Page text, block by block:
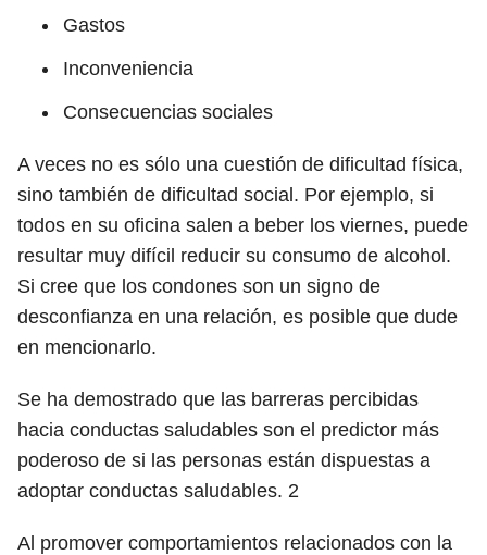
Gastos
Inconveniencia
Consecuencias sociales
A veces no es sólo una cuestión de dificultad física,
sino también de dificultad social. Por ejemplo, si
todos en su oficina salen a beber los viernes, puede
resultar muy difícil reducir su consumo de alcohol.
Si cree que los condones son un signo de
desconfianza en una relación, es posible que dude
en mencionarlo.
Se ha demostrado que las barreras percibidas
hacia conductas saludables son el predictor más
poderoso de si las personas están dispuestas a
adoptar conductas saludables. 2
Al promover comportamientos relacionados con la